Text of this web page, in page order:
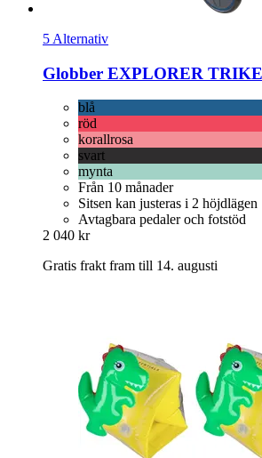
5 Alternativ
Globber EXPLORER
blå
röd
korallrosa
svart
mynta
Från 10 månader
Sitsen kan justeras i 2 höjdlägen
Avtagbara pedaler och fotstöd
2 040 kr
Gratis frakt fram till 14. augusti